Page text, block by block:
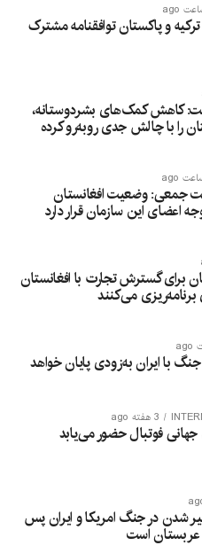
و پاکستان توافقنامه مشترک
کاهش کمک‌های بشردوستانه،
را با چالش جدی روبه‌رو کرده
جمعی: وضعیت افغانستان
اعضای این سازمان قرار دارد
برای گسترش تجارت با افغانستان
برنامه‌ریزی می‌کنند
با ایران به‌زودی پایان خواهد
3 هفته ago
فوتبال حضور می‌یابد
شدن در جنگ امریکا و ایران پس
عربستان است